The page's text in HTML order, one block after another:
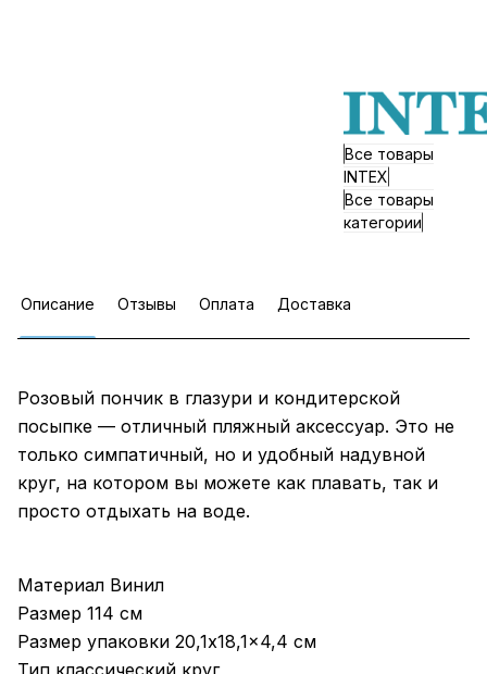
Все товары
INTEX
Все товары
категории
Описание Отзывы Оплата Доставка
Розовый пончик в глазури и кондитерской
посыпке — отличный пляжный аксессуар. Это не
только симпатичный, но и удобный надувной
круг, на котором вы можете как плавать, так и
просто отдыхать на воде.
Материал Винил
Размер 114 см
Размер упаковки 20,1x18,1x4,4 см
Тип классический круг